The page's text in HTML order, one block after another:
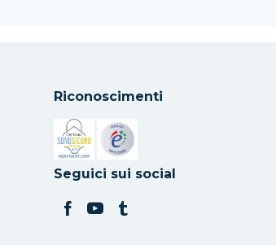
Riconoscimenti
Si apre in una nuova scheda
Si apre in una nuova scheda
Seguici sui social